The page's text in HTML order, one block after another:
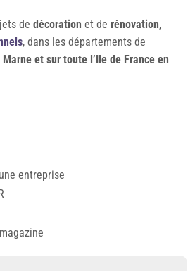
dedécoration et derénovation,
, dans les départements de
et sur toute l’Ile de France en
entreprise